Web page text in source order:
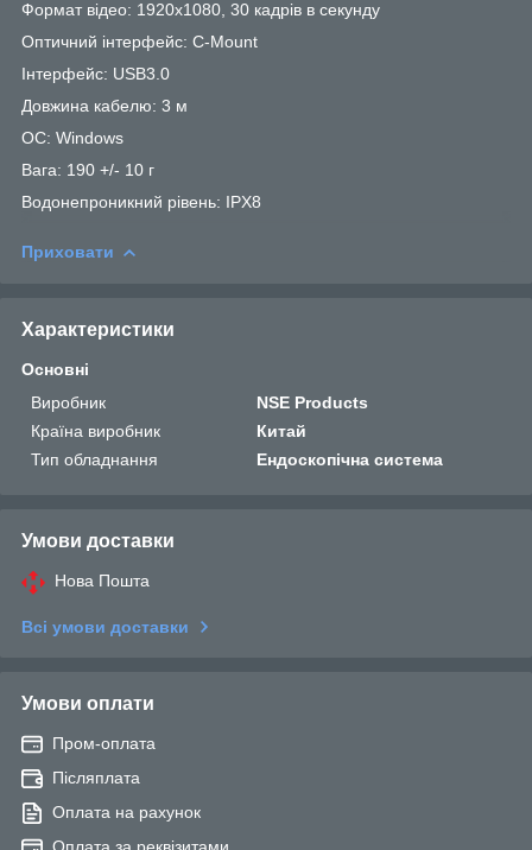
Формат відео: 1920x1080, 30 кадрів в секунду
Оптичний інтерфейс: C-Mount
Інтерфейс: USB3.0
Довжина кабелю: 3 м
ОС: Windows
Вага: 190 +/- 10 г
Водонепроникний рівень: IPX8
Приховати
Характеристики
Основні
Виробник
NSE Products
Країна виробник
Китай
Тип обладнання
Ендоскопічна система
Умови доставки
Нова Пошта
Всі умови доставки
Умови оплати
Пром-оплата
Післяплата
Оплата на рахунок
Оплата за реквізитами